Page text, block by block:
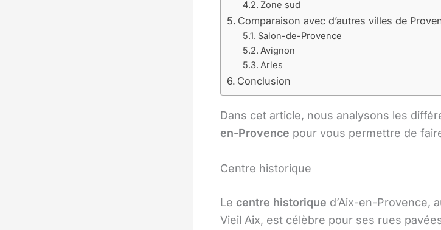
Zone sud
Comparaison avec d’autres villes de
Salon-de-Provence
Avignon
Arles
Conclusion
Dans cet article, nous analysons les
en-Provence pour vous permettre de
Centre historique
Le centre historique d’Aix-en-Provence,
Vieil Aix, est célèbre pour ses rues